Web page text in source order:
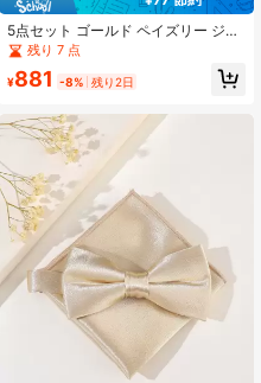
5点セット ゴールド ペイズリー ジャ
カード メンズアクセサリーセット、
蝶ネクタイ ポケットチーフ カフスボ
タン リング ブートニエール、ランダ
結婚式用
残り 7 点
¥881 -8% 残り2日